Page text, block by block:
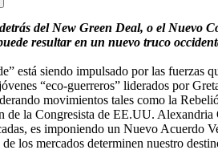
del New Green Deal, o el
resultar en un nuevo truco
está siendo impulsado por las
“eco-guerreros” liderados por
movimientos tales como la
la Congresista de EE.UU.
es imponiendo un Nuevo
los mercados determinen nuestro